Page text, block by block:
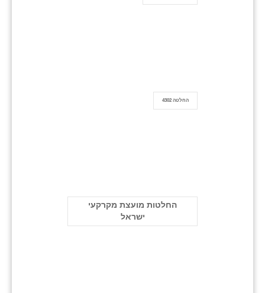
החלטה 4302
החלטות מועצת מקרקעי
ישראל